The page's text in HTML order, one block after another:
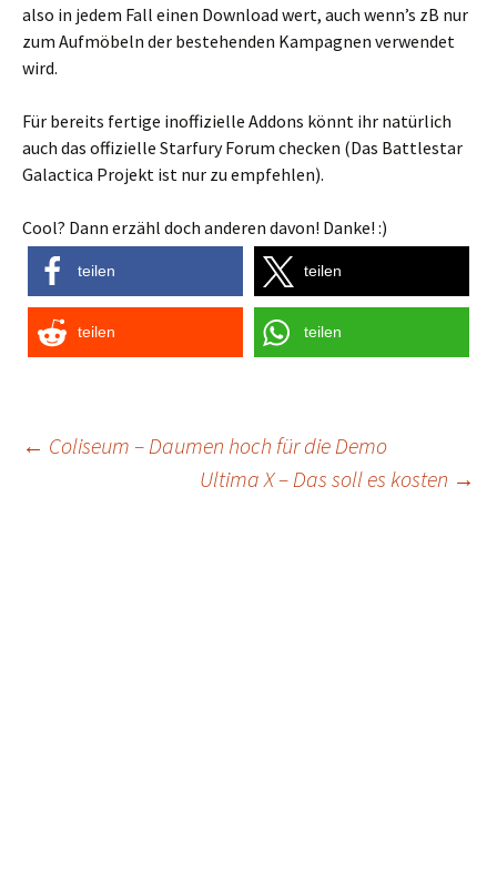
also in jedem Fall einen Download wert, auch wenn’s zB nur
zum Aufmöbeln der bestehenden Kampagnen verwendet
wird.
Für bereits fertige inoffizielle Addons könnt ihr natürlich
auch das offizielle Starfury Forum checken (Das Battlestar
Galactica Projekt ist nur zu empfehlen).
Cool? Dann erzähl doch anderen davon! Danke! :)
teilen teilen
teilen teilen
Post
← Coliseum – Daumen hoch für die Demo
Ultima X – Das soll es kosten →